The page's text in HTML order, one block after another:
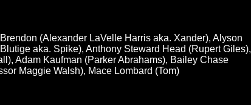
(Alexander LaVelle Harris aka. Xander), Alyson
aka. Spike), Anthony Steward Head (Rupert Giles),
Adam Kaufman (Parker Abrahams), Bailey Chase
Maggie Walsh), Mace Lombard (Tom)